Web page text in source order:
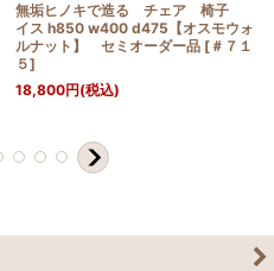
無垢ヒノキで造る チェア 椅子
イス h850 w400 d475【オスモウォ
ルナット】 セミオーダー品 [ ＃７１
５]
18,800円(税込)